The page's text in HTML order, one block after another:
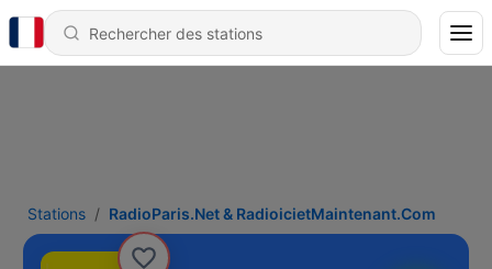
Stations RadioParis.Net & RadioicietMaintenant.Com